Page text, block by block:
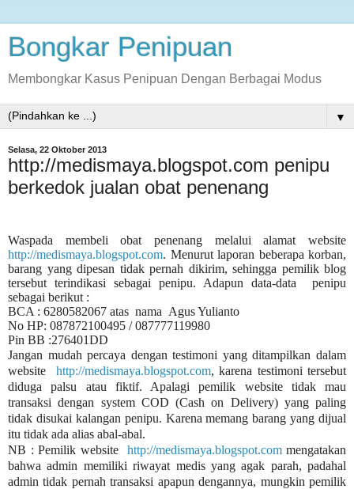
Bongkar Penipuan
Membongkar Kasus Penipuan Dengan Berbagai Modus
▼
Selasa, 22 Oktober 2013
http://medismaya.blogspot.com penipu
berkedok jualan obat penenang
Waspada membeli obat penenang melalui alamat website
http://medismaya.blogspot.com. Menurut laporan beberapa korban,
barang yang dipesan tidak pernah dikirim, sehingga pemilik blog
tersebut terindikasi sebagai penipu. Adapun data-data
penipu
sebagai berikut :
BCA : 6280582067 atas nama Agus Yulianto
No HP: 087872100495 / 087777119980
Pin BB :276401DD
Jangan mudah percaya dengan testimoni yang ditampilkan dalam
website
http://medismaya.blogspot.com, karena testimoni tersebut
diduga palsu atau fiktif. Apalagi pemilik website tidak mau
transaksi dengan system COD (Cash on Delivery) yang paling
tidak disukai kalangan penipu. Karena memang barang yang dijual
itu tidak ada alias abal-abal.
NB : Pemilik website http://medismaya.blogspot.commengatakan
bahwa admin memiliki riwayat medis yang agak parah, padahal
admin tidak pernah transaksi apapun dengannya, mungkin pemilik